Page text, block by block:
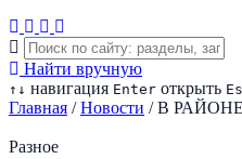
Найти вручную
↑ ↓ навигация Enter открыть
Главная / Новости / В
Разное